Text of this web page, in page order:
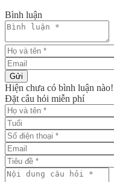
Bình luận
Gửi
Hiện chưa có bình luận nào!
Đặt câu hỏi miễn phí